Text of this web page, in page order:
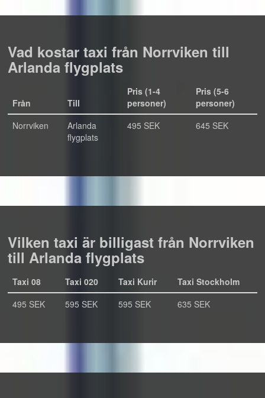
Vad kostar taxi från Norrviken till
Arlanda flygplats
Från Till
Pris (1-4
personer)
Pris (5-6
personer)
Norrviken
Arlanda
flygplats
495 SEK 645 SEK
Vilken taxi är billigast från Norrviken
till Arlanda flygplats
Taxi 08 Taxi 020 Taxi Kurir
Taxi Stockholm
495 SEK
595 SEK 595 SEK 635 SEK